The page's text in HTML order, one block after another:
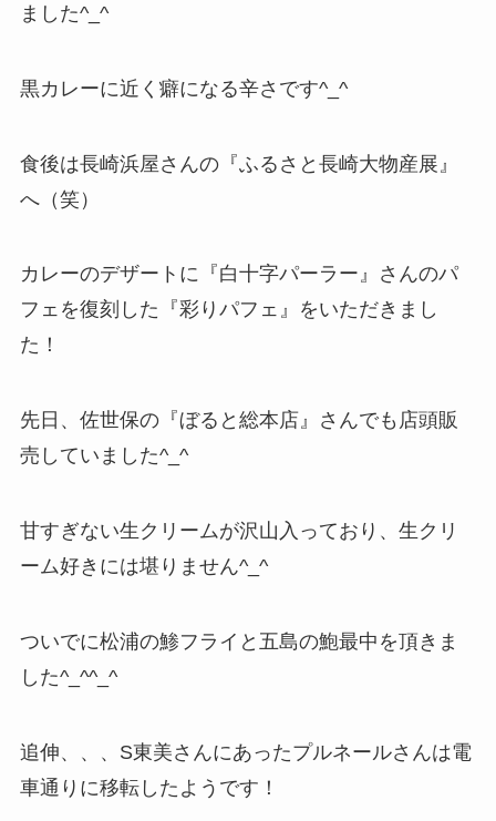
ました^_^
黒カレーに近く癖になる辛さです^_^
食後は長崎浜屋さんの『ふるさと長崎大物産展』
へ（笑）
カレーのデザートに『白十字パーラー』さんのパ
フェを復刻した『彩りパフェ』をいただきまし
た！
先日、佐世保の『ぼると総本店』さんでも店頭販
売していました^_^
甘すぎない生クリームが沢山入っており、生クリ
ーム好きには堪りません^_^
ついでに松浦の鯵フライと五島の鮑最中を頂きま
した^_^^_^
追伸、、、S東美さんにあったプルネールさんは電
車通りに移転したようです！